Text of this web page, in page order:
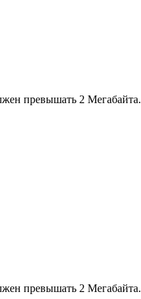
превышать 2 Мегабайта.
превышать 2 Мегабайта.